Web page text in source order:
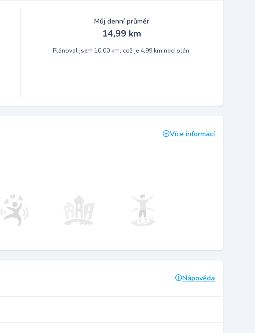
Můj denní průměr
14,99 km
Plánoval jsem 10,00 km, což je 4,99 km nad plán.
Více informací
Nápověda